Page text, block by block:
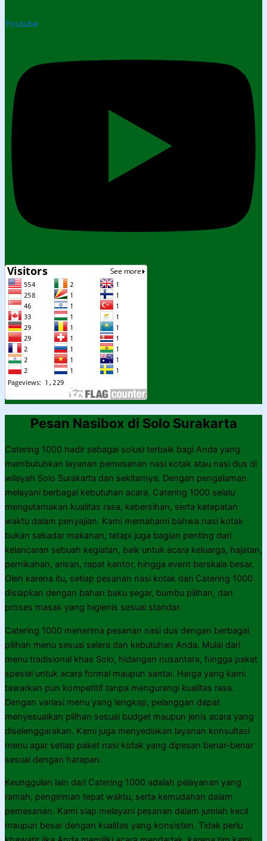
Youtube
Pesan Nasibox di Solo Surakarta
Catering 1000 hadir sebagai solusi terbaik bagi Anda yang
membutuhkan layanan pemesanan nasi kotak atau nasi dus di
wilayah Solo Surakarta dan sekitarnya. Dengan pengalaman
melayani berbagai kebutuhan acara, Catering 1000 selalu
mengutamakan kualitas rasa, kebersihan, serta ketepatan
waktu dalam penyajian. Kami memahami bahwa nasi kotak
bukan sekadar makanan, tetapi juga bagian penting dari
kelancaran sebuah kegiatan, baik untuk acara keluarga, hajatan,
pernikahan, arisan, rapat kantor, hingga event berskala besar.
Oleh karena itu, setiap pesanan nasi kotak dari Catering 1000
disiapkan dengan bahan baku segar, bumbu pilihan, dan
proses masak yang higienis sesuai standar.
Catering 1000 menerima pesanan nasi dus dengan berbagai
pilihan menu sesuai selera dan kebutuhan Anda. Mulai dari
menu tradisional khas Solo, hidangan nusantara, hingga paket
spesial untuk acara formal maupun santai. Harga yang kami
tawarkan pun kompetitif tanpa mengurangi kualitas rasa.
Dengan variasi menu yang lengkap, pelanggan dapat
menyesuaikan pilihan sesuai budget maupun jenis acara yang
diselenggarakan. Kami juga menyediakan layanan konsultasi
menu agar setiap paket nasi kotak yang dipesan benar-benar
sesuai dengan harapan.
Keunggulan lain dari Catering 1000 adalah pelayanan yang
ramah, pengiriman tepat waktu, serta kemudahan dalam
pemesanan. Kami siap melayani pesanan dalam jumlah kecil
maupun besar dengan kualitas yang konsisten. Tidak perlu